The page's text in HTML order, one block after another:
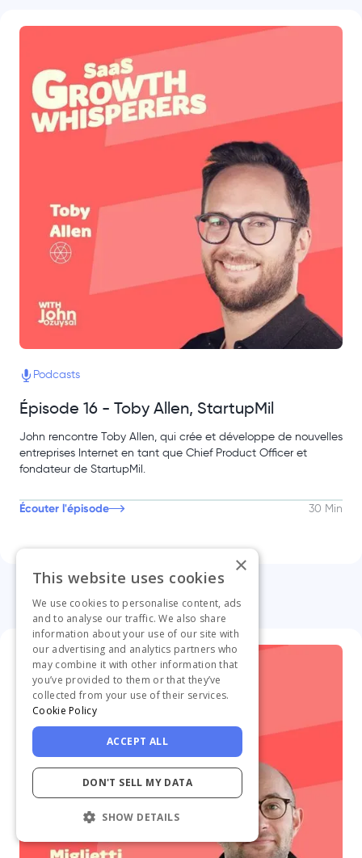
Podcasts
Épisode 16 - Toby Allen, StartupMil
John rencontre Toby Allen, qui crée et développe de nouvelles
entreprises Internet en tant que Chief Product Officer et
fondateur de StartupMil.
Écouter l'épisode 30 Min
×
This website uses cookies
We use cookies to personalise content, ads
and to analyse our traffic. We also share
information about your use of our site with
our advertising and analytics partners who
may combine it with other information that
you’ve provided to them or that they’ve
collected from your use of their services.
Cookie Policy
ACCEPT ALL
DON'T SELL MY DATA
SHOW DETAILS